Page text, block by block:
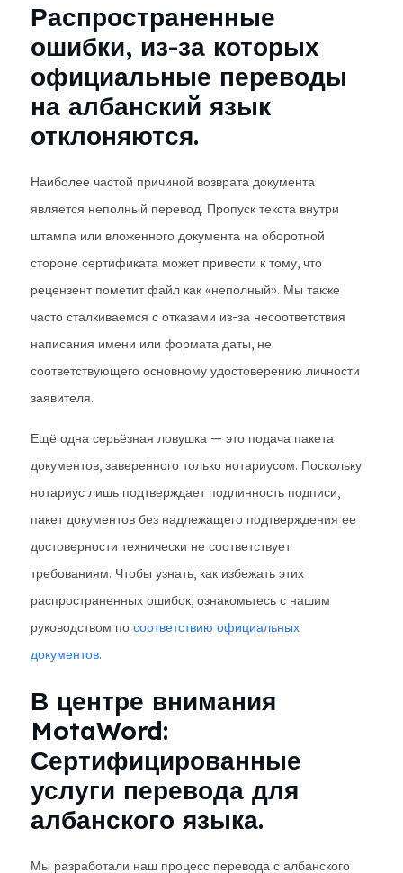
Распространенные
ошибки, из-за которых
официальные переводы
на албанский язык
отклоняются.
Наиболее частой причиной возврата документа
является неполный перевод. Пропуск текста внутри
штампа или вложенного документа на оборотной
стороне сертификата может привести к тому, что
рецензент пометит файл как «неполный». Мы также
часто сталкиваемся с отказами из-за несоответствия
написания имени или формата даты, не
соответствующего основному удостоверению личности
заявителя.
Ещё одна серьёзная ловушка — это подача пакета
документов, заверенного только нотариусом. Поскольку
нотариус лишь подтверждает подлинность подписи,
пакет документов без надлежащего подтверждения ее
достоверности технически не соответствует
требованиям. Чтобы узнать, как избежать этих
распространенных ошибок, ознакомьтесь с нашим
руководством по соответствию официальных
документов.
В центре внимания
MotaWord:
Сертифицированные
услуги перевода для
албанского языка.
Мы разработали наш процесс перевода с албанского